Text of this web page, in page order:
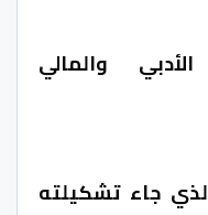
والمالي
جاء تشكيلته